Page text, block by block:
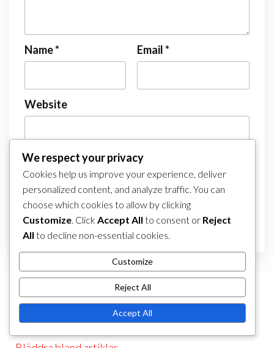
Name* Email*
Website
Save my name, email, and website in this
browser for the next time I comment.
LÄNKAR
Om
We respect your privacy
Cookies help us improve your experience, deliver
personalized content, and analyze traffic. You can
choose which cookies to allow by clicking
Customize. Click Accept All to consent or Reject
All to decline non-essential cookies.
Customize
Reject All
Accept All